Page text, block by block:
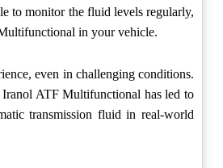
to monitor the fluid levels regularly,
in your vehicle.
even in challenging conditions.
Iranol ATF Multifunctional has led to
transmission fluid in real-world